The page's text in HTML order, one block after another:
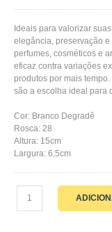
Ideais para valorizar
elegância, preservação
perfumes, cosméticos e
eficaz contra variações
produtos por mais
são a escolha ideal para
Cor: Branco Degradê
Rosca: 28
Altura: 15cm
Largura: 6,5cm